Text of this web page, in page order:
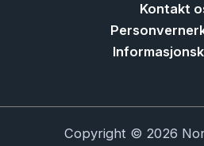
Kontakt
Copyright © 2026